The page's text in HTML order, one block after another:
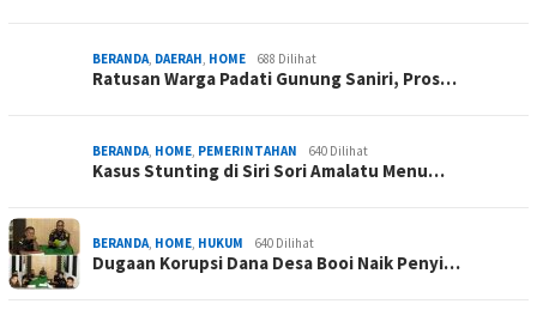
BERANDA, DAERAH, HOME 688 Dilihat
Ratusan Warga Padati Gunung Saniri, Pros…
BERANDA, HOME, PEMERINTAHAN 640 Dilihat
Kasus Stunting di Siri Sori Amalatu Menu…
BERANDA, HOME, HUKUM 640 Dilihat
Dugaan Korupsi Dana Desa Booi Naik Penyi…